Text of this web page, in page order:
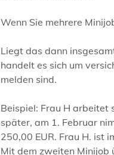
Wenn Sie mehrere
Liegt das dann
handelt es sich um
melden sind.
Beispiel: Frau H arbeitet
später, am 1. Februar
250,00 EUR. Frau H. ist
Mit dem zweiten Minijob